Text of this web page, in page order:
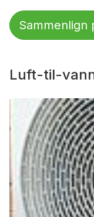
Sammenlign
Luft-til-